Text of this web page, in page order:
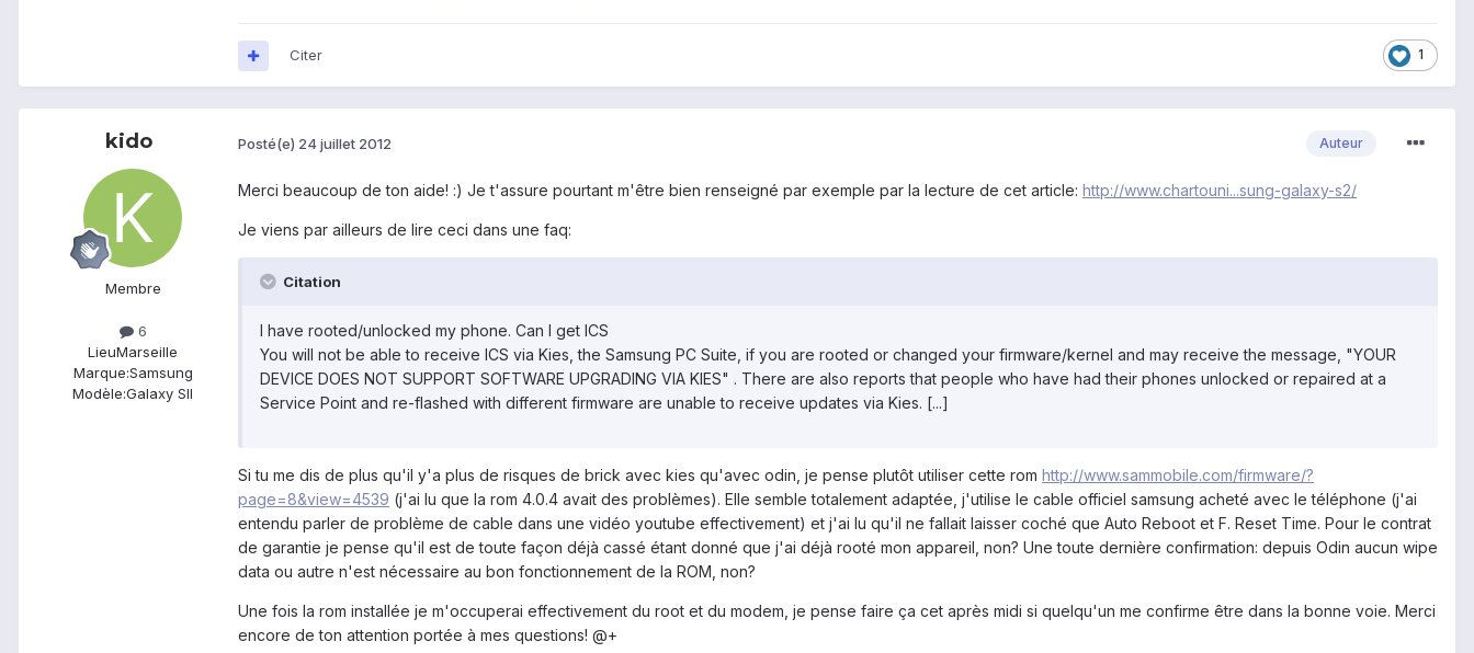
1
Citer
kido
Membre
6
LieuMarseille
Marque:Samsung
Modèle:Galaxy SII
Auteur
Posté(e) 24 juillet 2012
Merci beaucoup de ton aide! :) Je t'assure pourtant m'être bien renseigné par exemple par la lecture de cet article: http://www.chartouni...sung-galaxy-s2/
Je viens par ailleurs de lire ceci dans une faq:
Citation
I have rooted/unlocked my phone. Can I get ICS
You will not be able to receive ICS via Kies, the Samsung PC Suite, if you are rooted or changed your firmware/kernel and may receive the message, "YOUR
DEVICE DOES NOT SUPPORT SOFTWARE UPGRADING VIA KIES" . There are also reports that people who have had their phones unlocked or repaired at a
Service Point and re-flashed with different firmware are unable to receive updates via Kies. [...]
Si tu me dis de plus qu'il y'a plus de risques de brick avec kies qu'avec odin, je pense plutôt utiliser cette rom http://www.sammobile.com/firmware/?
page=8&view=4539 (j'ai lu que la rom 4.0.4 avait des problèmes). Elle semble totalement adaptée, j'utilise le cable officiel samsung acheté avec le téléphone (j'ai
entendu parler de problème de cable dans une vidéo youtube effectivement) et j'ai lu qu'il ne fallait laisser coché que Auto Reboot et F. Reset Time. Pour le contrat
de garantie je pense qu'il est de toute façon déjà cassé étant donné que j'ai déjà rooté mon appareil, non? Une toute dernière confirmation: depuis Odin aucun wipe
data ou autre n'est nécessaire au bon fonctionnement de la ROM, non?
Une fois la rom installée je m'occuperai effectivement du root et du modem, je pense faire ça cet après midi si quelqu'un me confirme être dans la bonne voie. Merci
encore de ton attention portée à mes questions! @+